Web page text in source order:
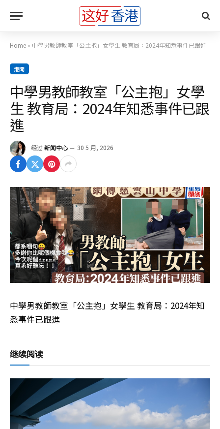
Home » 中學男教師教室「公主抱」女學生 教育局：2024年知悉事件已跟進
港聞
中學男教師教室「公主抱」女學
生 教育局：2024年知悉事件已跟
進
经过 新闻中心 30 5 月, 2026
中學男教師教室「公主抱」女學生 教育局：2024年知
悉事件已跟進
继续阅读